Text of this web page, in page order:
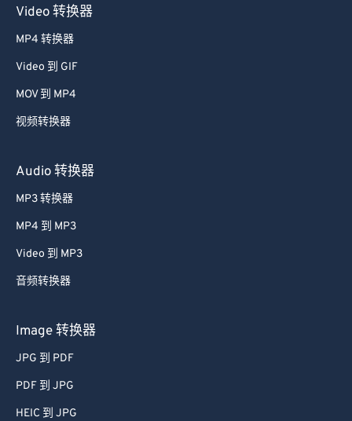
Video 转换器
MP4 转换器
Video 到 GIF
MOV 到 MP4
视频转换器
Audio 转换器
MP3 转换器
MP4 到 MP3
Video 到 MP3
音频转换器
Image 转换器
JPG 到 PDF
PDF 到 JPG
HEIC 到 JPG